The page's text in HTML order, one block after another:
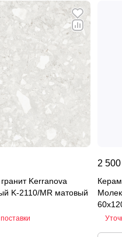
Kerranova
K-2110/MR матовый
2